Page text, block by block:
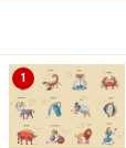
＞【12星座
1